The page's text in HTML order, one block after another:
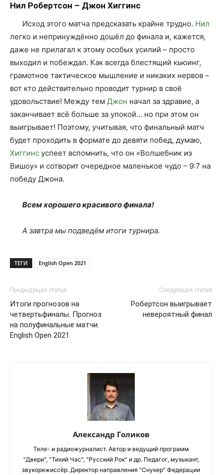
Нил Робертсон – Джон Хиггинс
Исход этого матча предсказать крайне трудно. Нил
легко и непринуждённо дошёл до финала и, кажется,
даже не прилагал к этому особых усилий – просто
выходил и побеждал. Как всегда блестящий кьюинг,
грамотное тактическое мышление и никаких нервов –
вот кто действительно проводит турнир в своё
удовольствие! Между тем Джон начал за здравие, а
заканчивает всё больше за упокой… но при этом он
выигрывает! Поэтому, учитывая, что финальный матч
будет проходить в формате до девяти побед, думаю,
Хиггинс успеет вспомнить, что он «Волшебник из
Вишоу» и сотворит очередное маленькое чудо – 9:7 на
победу Джона.
Всем хорошего красивого финала!
А завтра мы подведём итоги турнира.
ТЕГИ English Open 2021
Предыдущая статья
Итоги прогнозов на
четвертьфиналы. Прогноз
на полуфинальные матчи.
English Open 2021
Следующая статья
Робертсон выигрывает
невероятный финал
Александр Голиков
Теле- и радиожурналист. Автор и ведущий программ
"Двери", "Тихий Час", "Русский Рок" и др. Педагог, музыкант,
звукорежиссёр. Директор направления "Снукер" Федерации